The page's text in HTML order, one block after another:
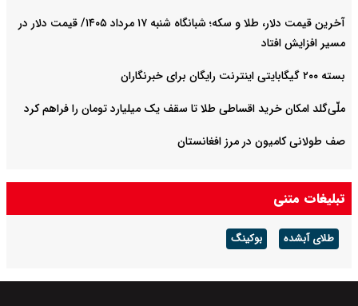
آخرین قیمت دلار، طلا و سکه؛ شبانگاه شنبه ۱۷ مرداد ۱۴۰۵/ قیمت دلار در
مسیر افزایش افتاد
بسته ۲۰۰ گیگابایتی اینترنت رایگان برای خبرنگاران
ملّی‌گلد امکان خرید اقساطی طلا تا سقف یک میلیارد تومان را فراهم کرد
صف طولانی کامیون در مرز افغانستان
تبلیغات متنی
طلای آبشده بوکینگ